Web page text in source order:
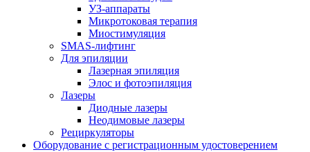
УЗ-аппараты
Микротоковая терапия
Миостимуляция
SMAS-лифтинг
Для эпиляции
Лазерная эпиляция
Элос и фотоэпиляция
Лазеры
Диодные лазеры
Неодимовые лазеры
Рециркуляторы
Оборудование с регистрационным удостоверением